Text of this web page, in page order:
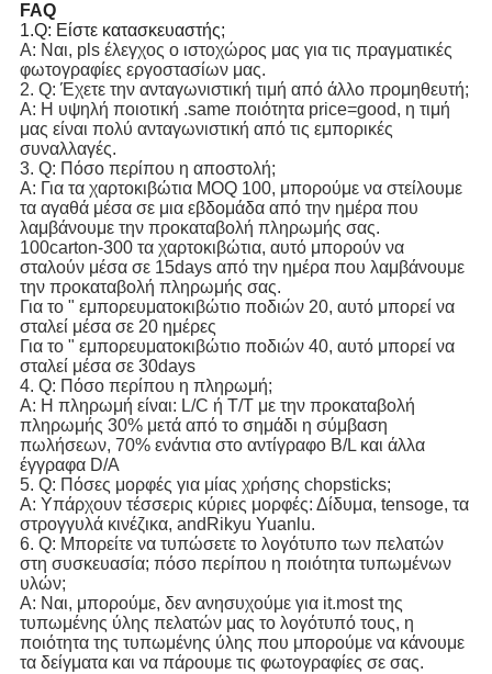
FAQ
1.Q: Είστε κατασκευαστής;
Α: Ναι, pls έλεγχος ο ιστοχώρος μας για τις πραγματικές
φωτογραφίες εργοστασίων μας.
2. Q: Έχετε την ανταγωνιστική τιμή από άλλο προμηθευτή;
Α: Η υψηλή ποιοτική .same ποιότητα price=good, η τιμή
μας είναι πολύ ανταγωνιστική από τις εμπορικές
συναλλαγές.
3. Q: Πόσο περίπου η αποστολή;
Α: Για τα χαρτοκιβώτια MOQ 100, μπορούμε να στείλουμε
τα αγαθά μέσα σε μια εβδομάδα από την ημέρα που
λαμβάνουμε την προκαταβολή πληρωμής σας.
100carton-300 τα χαρτοκιβώτια, αυτό μπορούν να
σταλούν μέσα σε 15days από την ημέρα που λαμβάνουμε
την προκαταβολή πληρωμής σας.
Για το " εμπορευματοκιβώτιο ποδιών 20, αυτό μπορεί να
σταλεί μέσα σε 20 ημέρες
Για το " εμπορευματοκιβώτιο ποδιών 40, αυτό μπορεί να
σταλεί μέσα σε 30days
4. Q: Πόσο περίπου η πληρωμή;
Α: Η πληρωμή είναι: L/C ή T/T με την προκαταβολή
πληρωμής 30% μετά από το σημάδι η σύμβαση
πωλήσεων, 70% ενάντια στο αντίγραφο B/L και άλλα
έγγραφα D/A
5. Q: Πόσες μορφές για μίας χρήσης chopsticks;
Α: Υπάρχουν τέσσερις κύριες μορφές: Δίδυμα, tensoge, τα
στρογγυλά κινέζικα, andRikyu Yuanlu.
6. Q: Μπορείτε να τυπώσετε το λογότυπο των πελατών
στη συσκευασία; πόσο περίπου η ποιότητα τυπωμένων
υλών;
Α: Ναι, μπορούμε, δεν ανησυχούμε για it.most της
τυπωμένης ύλης πελατών μας το λογότυπό τους, η
ποιότητα της τυπωμένης ύλης που μπορούμε να κάνουμε
τα δείγματα και να πάρουμε τις φωτογραφίες σε σας.